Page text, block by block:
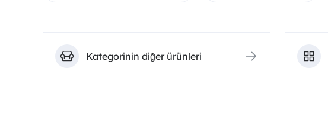
Kategorinin diğer ürünleri